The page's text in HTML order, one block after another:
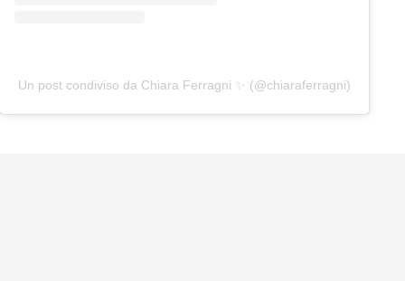
Un post condiviso da Chiara Ferragni ✨ (@chiaraferragni)